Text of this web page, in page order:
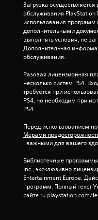
Загрузка
обслуживания
использования
дополнительными
выполнять условия, не
Дополнительная
обслуживания.
Разовая лицензионная
несколько систем PS4.
требуется при
PS4, но необходим при
PS4.
Перед использованием
Мерами
, важными для вашего
Библиотечные
Inc., эксклюзивно
Entertainment Europe.
программ. Полный текст
сайте ru.playstation.com/